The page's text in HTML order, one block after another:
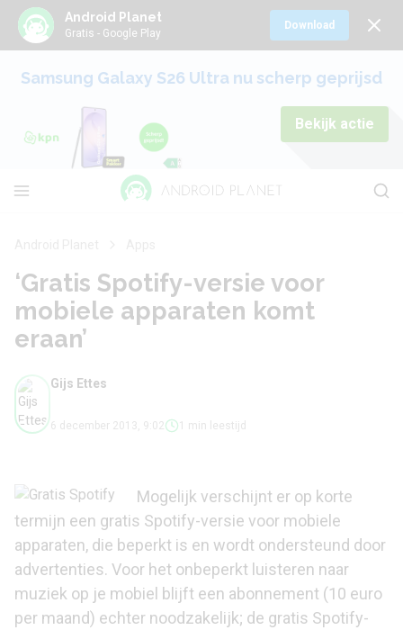
Android Planet
Gratis - Google Play
Download
Samsung Galaxy S26 Ultra nu scherp geprijsd
Bekijk actie
‘Gratis Spotify-versie voor
mobiele apparaten komt
eraan’
Gijs Ettes
6 december 2013, 9:02 1 min leestijd
Mogelijk verschijnt er op korte
termijn een gratis Spotify-versie voor mobiele
apparaten, die beperkt is en wordt ondersteund door
advertenties. Voor het onbeperkt luisteren naar
muziek op je mobiel blijft een abonnement (10 euro
per maand) echter noodzakelijk; de gratis Spotify-